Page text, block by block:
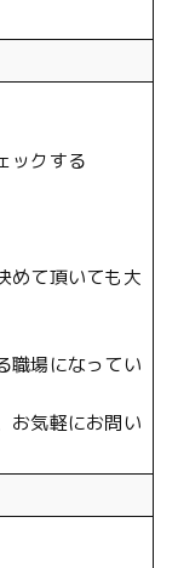
ックする
めて頂いても大
職場になってい
お気軽にお問い